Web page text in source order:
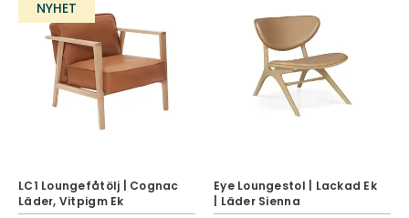
NYHET
LC1 Loungefåtölj | Cognac
Läder, Vitpigm Ek
Eye Loungestol | Lackad Ek
| Läder Sienna